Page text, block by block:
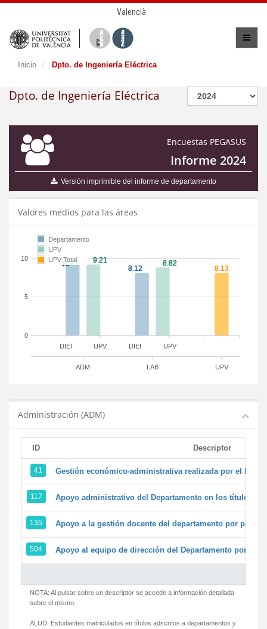
Valencià
Inicio Dpto. de Ingeniería Eléctrica
Dpto. de Ingeniería Eléctrica
Encuestas PEGASUS
Informe 2024
Versión imprimible del informe de departamento
Valores medios para las áreas
DIEI DIEI
UPV UPV
ADM LAB UPV
0
5
10
Departamento
UPV
UPV Total
Administración (ADM)
ID Descriptor
41 Gestión económico-administrativa realizada por el
117 Apoyo administrativo del Departamento en los títulos de
135 Apoyo a la gestión docente del departamento por parte
504 Apoyo al equipo de dirección del Departamento por
NOTA: Al pulsar sobre un descriptor se accede a información detallada
sobre el mismo.
ALUD: Estudiantes matriculados en títulos adscritos a departamentos y